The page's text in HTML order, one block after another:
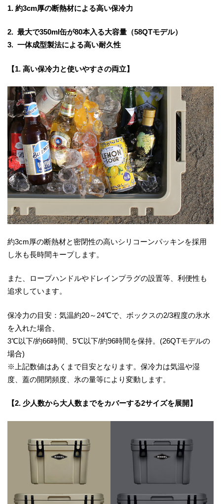
1. 約3cm厚の断熱材による高い保冷力
2. 最大で350ml缶が80本入る大容量（58QTモデル）
3. 一体成型製法による高い耐久性
【1. 高い保冷力と使いやすさの両立】
約3cm厚の断熱材と密閉性の高いシリコーンパッキンを採用
し氷も長時間キープします。
また、ロープハンドルやドレインプラグの設置等、利便性も
追求しています。
保冷力の目安：気温約20～24℃で、ボックスの2/3程度の氷水
を入れた場合、
3℃以下/約66時間、5℃以下/約96時間を保持。(26QTモデルの
場合)
※上記数値はあくまで目安となります。保冷力は気温や湿
度、蓋の開閉頻度、氷の量等により変動します。
【2. 少人数から大人数までをカバーする2サイズを展開】